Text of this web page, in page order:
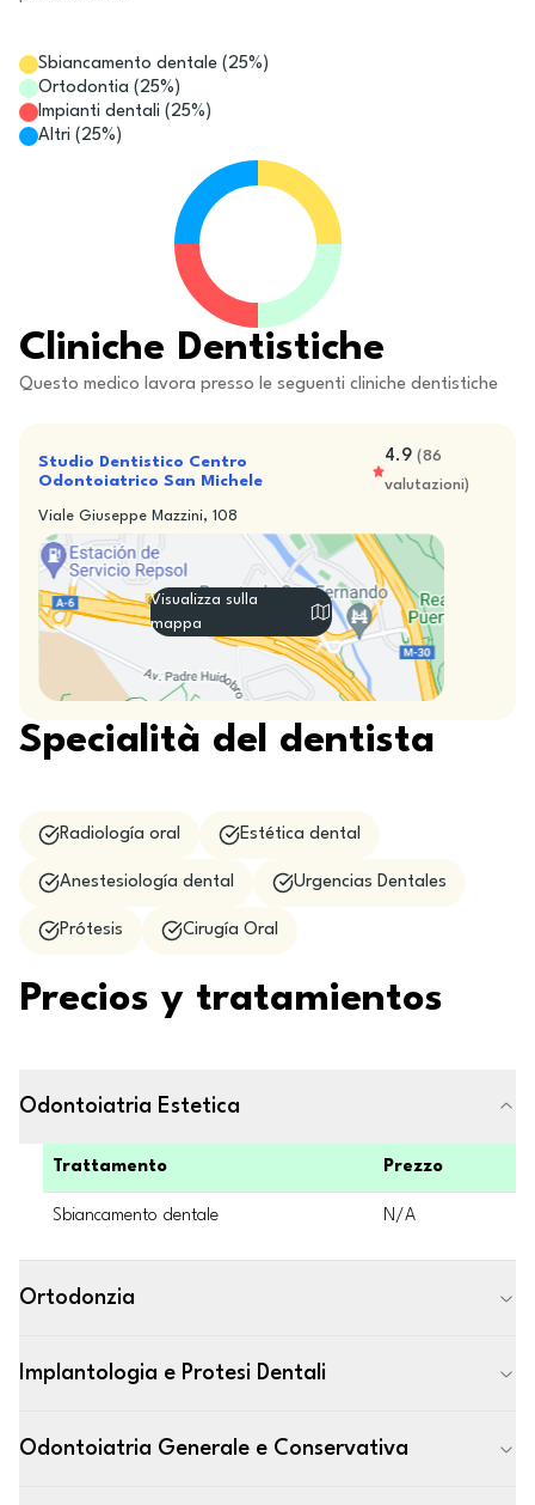
Sbiancamento dentale ( 25%)
Ortodontia ( 25%)
Impianti dentali ( 25%)
Altri ( 25%)
Cliniche Dentistiche
Questo medico lavora presso le seguenti cliniche dentistiche
Studio Dentistico Centro
Odontoiatrico San Michele
4.9 (86
valutazioni)
Viale Giuseppe Mazzini, 108
Visualizza sulla
mappa
Specialità del dentista
Radiología oral Estética dental
Anestesiología dental Urgencias Dentales
Prótesis Cirugía Oral
Precios y tratamientos
Odontoiatria Estetica
Trattamento Prezzo
Sbiancamento dentale N/A
Ortodonzia
Implantologia e Protesi Dentali
Odontoiatria Generale e Conservativa